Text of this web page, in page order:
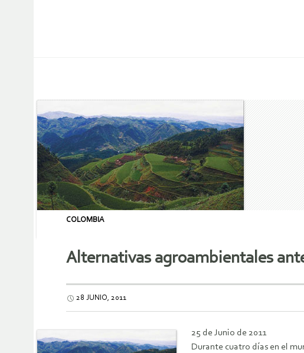
COLOMBIA
Alternativas agroambientales
28 JUNIO, 2011
25 de Junio de 2011
Durante cuatro días en el